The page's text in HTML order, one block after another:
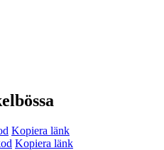
Kopiera länk
Kopiera länk